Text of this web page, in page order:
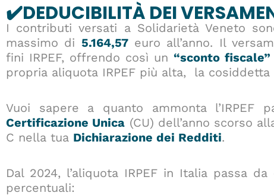
✔️DEDUCIBILITÀ DEI
I contributi versati a Solidarietà Veneto
massimo di 5.164,57euro all’anno. Il
fini IRPEF, offrendo così un “sconto fiscale”
propria aliquota IRPEF più alta, la cosiddetta
Vuoi sapere a quanto ammonta l’IRPEF
Certificazione Unica (CU) dell’anno scorso
C nella tua Dichiarazione dei Redditi.
Dal 2024, l’aliquota IRPEF in Italia passa
percentuali: